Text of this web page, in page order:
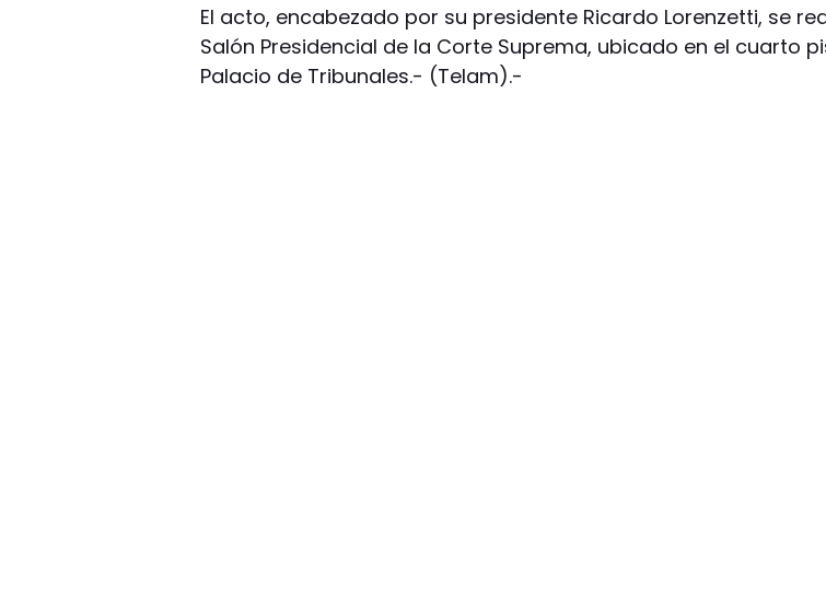
El acto, encabezado por su presidente Ricardo Lorenzetti, se
Salón Presidencial de la Corte Suprema, ubicado en el cuarto
Palacio de Tribunales.- (Telam).-